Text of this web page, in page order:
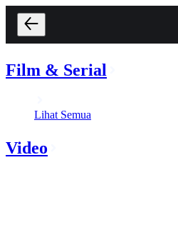
Film & Serial
Lihat Semua
Video